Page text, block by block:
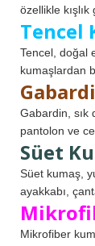
özellikle
Tencel
Tencel, doğal
kumaşlardan
Gabardin, sık
pantolon ve
Süet
Süet kumaş,
ayakkabı,
Mikrofiber